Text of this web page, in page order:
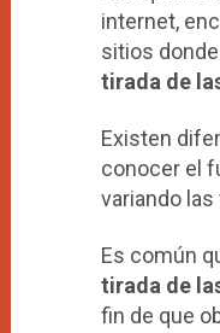
internet,
sitios
tirada de
Existen
conocer el
variando las
Es común
tirada de
fin de que